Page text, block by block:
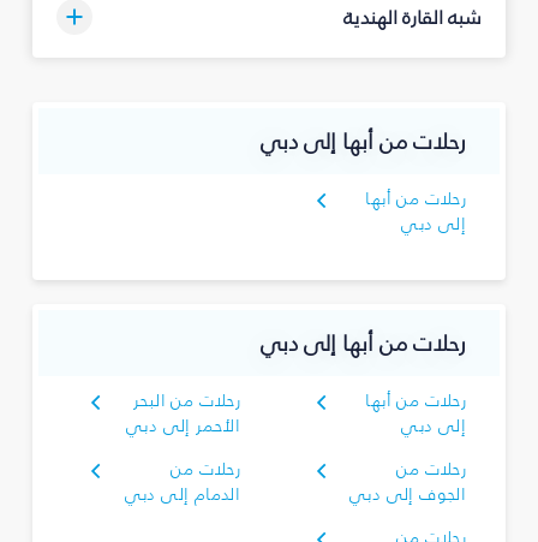
شبه القارة الهندية
رحلات من أبها إلى دبي
رحلات من أبها
إلى دبي
رحلات من أبها إلى دبي
رحلات من أبها
إلى دبي
رحلات من البحر
الأحمر إلى دبي
رحلات من
الجوف إلى دبي
رحلات من
الدمام إلى دبي